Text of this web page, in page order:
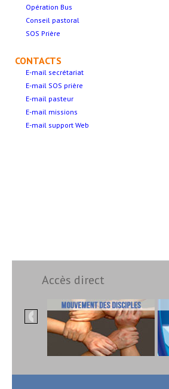
Opération Bus
Conseil pastoral
SOS Prière
CONTACTS
E-mail secrétariat
E-mail SOS prière
E-mail pasteur
E-mail missions
E-mail support Web
Accès direct